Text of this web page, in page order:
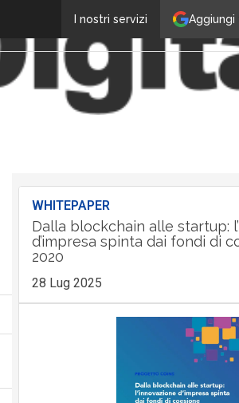
I nostri servizi
WHITEPAPER
Dalla blockchain alle startup:
d’impresa spinta dai fondi di
2020
28 Lug 2025